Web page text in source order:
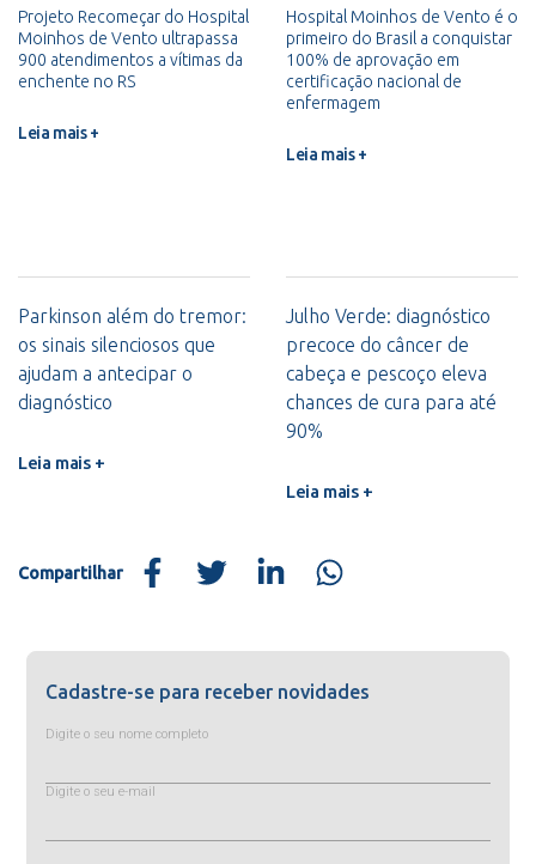
Projeto Recomeçar do Hospital
Moinhos de Vento ultrapassa
900 atendimentos a vítimas da
enchente no RS
Leia mais +
Hospital Moinhos de Vento é o
primeiro do Brasil a conquistar
100% de aprovação em
certificação nacional de
enfermagem
Leia mais +
Parkinson além do tremor:
os sinais silenciosos que
ajudam a antecipar o
diagnóstico
Leia mais +
Julho Verde: diagnóstico
precoce do câncer de
cabeça e pescoço eleva
chances de cura para até
90%
Leia mais +
Compartilhar
Cadastre-se para receber novidades
Digite o seu nome completo
Digite o seu e-mail